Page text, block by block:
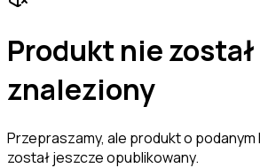
Produkt nie został
znaleziony
Przepraszamy, ale produkt o podanym
został jeszcze opublikowany.